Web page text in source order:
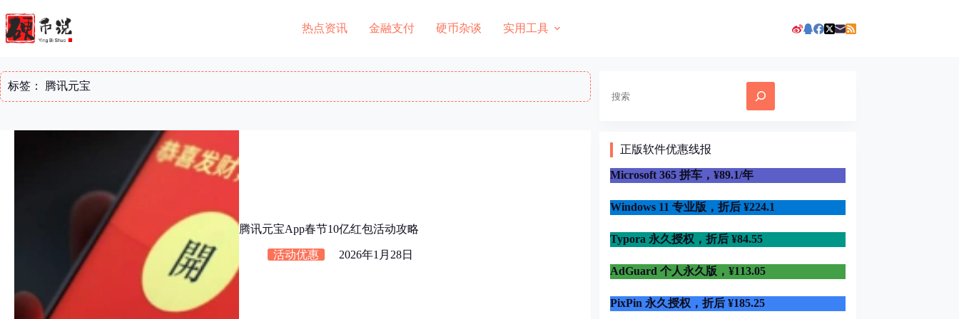
至
内
热点资讯 金融支付 硬币杂谈 实用工具
标签： 腾讯元宝
腾讯元宝App春节10亿红包活动攻略
活动优惠 2026年1月28日
索
正版软件优惠线报
Microsoft 365 拼车，¥89.1/年
Windows 11 专业版，折后 ¥224.1
Typora 永久授权，折后 ¥84.55
AdGuard 个人永久版，¥113.05
PixPin 永久授权，折后 ¥185.25